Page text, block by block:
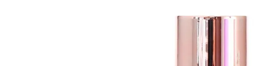
protectores termicos
tocobo